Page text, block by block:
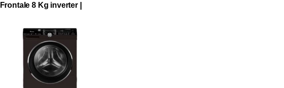
Frontale 8 Kg inverter |